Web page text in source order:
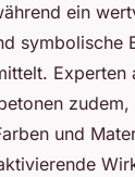
ein
symbolische
Experten
und